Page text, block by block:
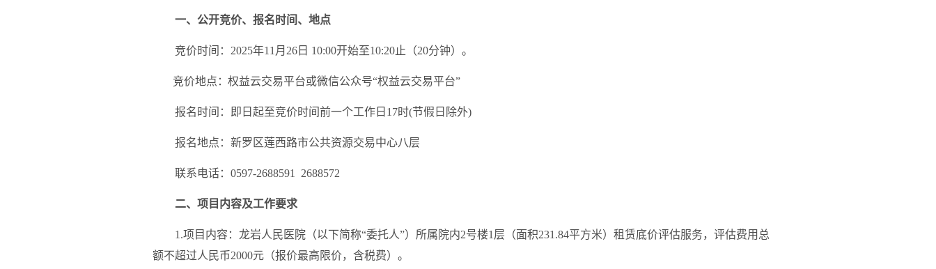
一、公开竞价、报名时间、地点
竞价时间： 2025年11 月 26日 10:00开始至10:20止（20分钟）。
竞价地点 ： 权益云交易平台或微信公众号“权益云交易平台”
报名时间： 即 日 起至竞价时间前一个工作日 17时(节假日除外)
报名地点：新罗区莲西路市公共资源交易中心八层
联系电话： 0597-2688591 2688572
二、项目 内容及工作要求
1 .项目 内容 ： 龙岩人民医院（以下简称“委托人”）所属院内2号楼1层（面积231.84平方米）租赁底价评估服务， 评估费用总
额不超过人民币2000元（报价最高限价，含税费）。